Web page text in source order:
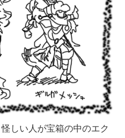
しい人が宝箱の中のエク